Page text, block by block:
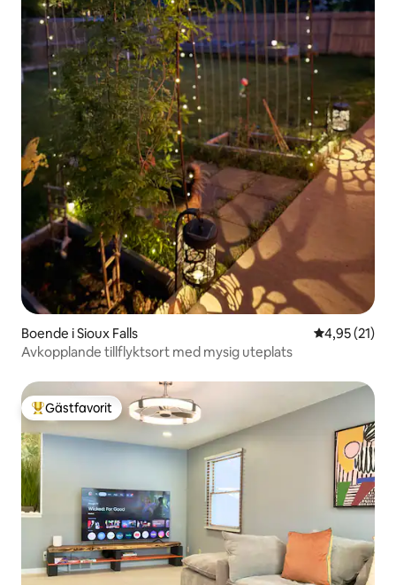
Boende i Sioux Falls 4,95 av 5 i
4,95 (21)
Avkopplande tillflyktsort med mysig uteplats
Populär gästfavorit
Gästfavorit